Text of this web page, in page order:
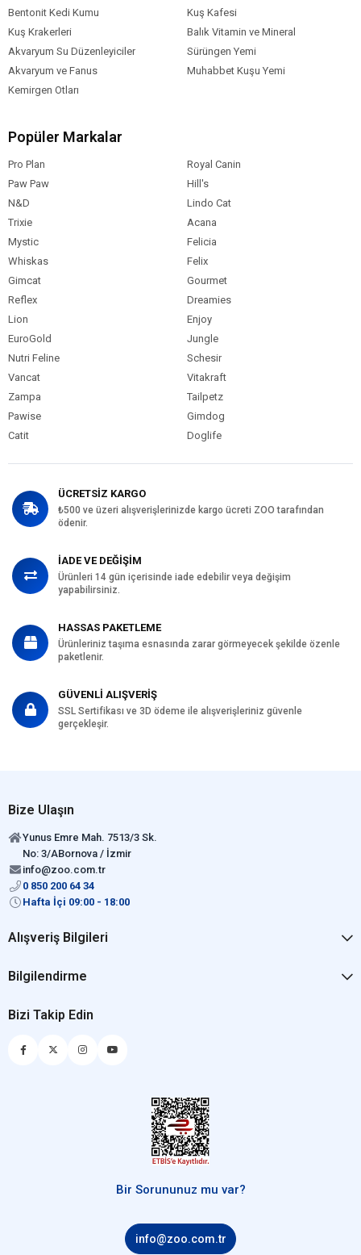
Bentonit Kedi Kumu
Kuş Kafesi
Kuş Krakerleri
Balık Vitamin ve Mineral
Akvaryum Su Düzenleyiciler
Sürüngen Yemi
Akvaryum ve Fanus
Muhabbet Kuşu Yemi
Kemirgen Otları
Popüler Markalar
Pro Plan
Royal Canin
Paw Paw
Hill's
N&D
Lindo Cat
Trixie
Acana
Mystic
Felicia
Whiskas
Felix
Gimcat
Gourmet
Reflex
Dreamies
Lion
Enjoy
EuroGold
Jungle
Nutri Feline
Schesir
Vancat
Vitakraft
Zampa
Tailpetz
Pawise
Gimdog
Catit
Doglife
ÜCRETSİZ KARGO
₺500 ve üzeri alışverişlerinizde kargo ücreti ZOO tarafından
ödenir.
İADE VE DEĞİŞİM
Ürünleri 14 gün içerisinde iade edebilir veya değişim
yapabilirsiniz.
HASSAS PAKETLEME
Ürünleriniz taşıma esnasında zarar görmeyecek şekilde özenle
paketlenir.
GÜVENLİ ALIŞVERİŞ
SSL Sertifikası ve 3D ödeme ile alışverişleriniz güvenle
gerçekleşir.
Bize Ulaşın
Yunus Emre Mah. 7513/3 Sk.
No: 3/ABornova / İzmir
info@zoo.com.tr
0 850 200 64 34
Hafta İçi 09:00 - 18:00
Alışveriş Bilgileri
Bilgilendirme
Bizi Takip Edin
Bir Sorununuz mu var?
info@zoo.com.tr